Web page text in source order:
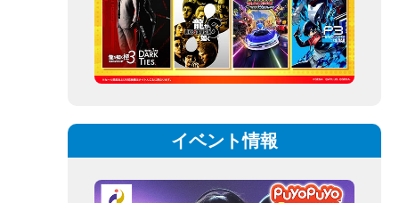
イベント情報